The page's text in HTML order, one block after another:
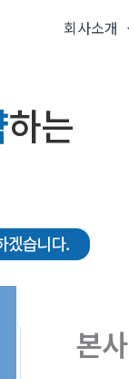
회사소개
본사